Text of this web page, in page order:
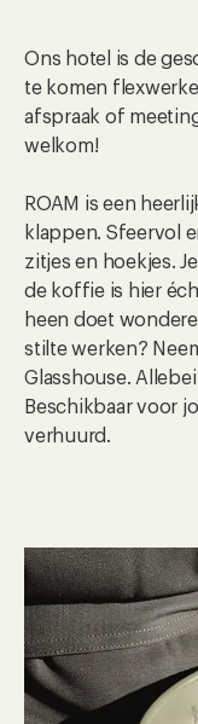
Ons hotel is de
te komen
afspraak of
welkom!
ROAM is een
klappen. Sfeervol
zitjes en hoekjes.
de koffie is hier
heen doet
stilte werken?
Glasshouse.
Beschikbaar voor
verhuurd.